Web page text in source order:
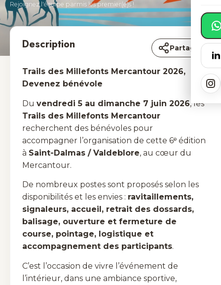
Rejoignez l'équipe parmis les premier(e)s !
Description Partager
Trails des Millefonts Mercantour 2026,
Devenez bénévole
Du vendredi 5 au dimanche 7 juin 2026, les
Trails des Millefonts Mercantour
recherchent des bénévoles pour
accompagner l’organisation de cette 6ᵉ édition
à Saint-Dalmas / Valdeblore, au cœur du
Mercantour.
De nombreux postes sont proposés selon les
disponibilités et les envies : ravi­taillements,
signaleurs, accueil, retrait des dossards,
balisage, ouverture et fermeture de
course, pointage, logistique et
accompagnement des participants.
C’est l’occasion de vivre l’événement de
l’intérieur, dans une ambiance sportive,